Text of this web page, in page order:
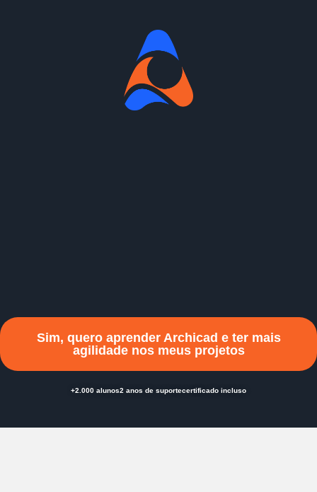
Sim, quero aprender Archicad e ter mais
agilidade nos meus projetos
+2.000 alunos2 anos de suportecertificado incluso